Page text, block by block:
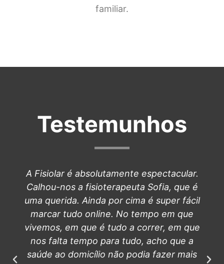
familiar.
Testemunhos
A Fisiolar é absolutamente espectacular.
Calhou-nos a fisioterapeuta Sofia, que é
uma querida. Ainda por cima é super fácil
marcar tudo online. No tempo em que
vivemos, em que é tudo a correr, em que
nos falta tempo para tudo, acho que a
saúde ao domicílio não podia fazer mais